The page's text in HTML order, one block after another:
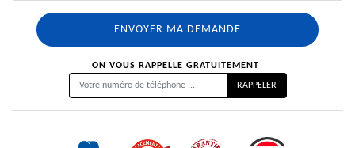
ON VOUS RAPPELLE GRATUITEMENT